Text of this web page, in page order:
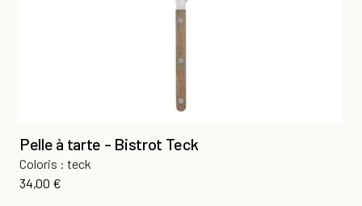
Pelle à tarte - Bistrot Teck
Coloris : teck
Prix
34,00 €